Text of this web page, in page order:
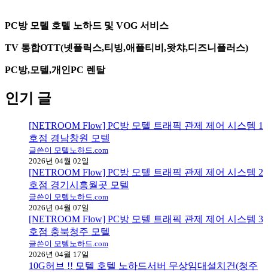
PC방 모텔 호텔 노하드 및 VOG 서비스
TV 통합OTT(넷플릭스,티빙,애플티비,왓챠,디즈니플러스)
PC방,모텔,개인PC 렌탈
인기 글
[NETROOM Flow] PC방 모텔 트래픽 관제 제어 시스템 1
호점 경남창원 모텔
글쓴이 모텔노하드.com
2026년 04월 02일
[NETROOM Flow] PC방 모텔 트래픽 관제 제어 시스템 2
호점 경기시흥월곳 모텔
글쓴이 모텔노하드.com
2026년 04월 07일
[NETROOM Flow] PC방 모텔 트래픽 관제 제어 시스템 3
호점 충북청주 모텔
글쓴이 모텔노하드.com
2026년 04월 17일
10G허브 !! 모텔 호텔 노하드서버 무상임대설치건(청주